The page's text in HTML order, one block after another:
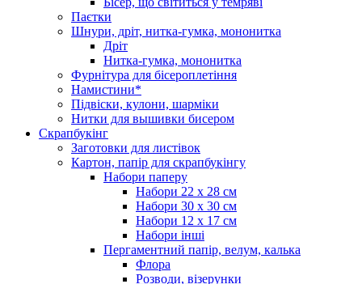
Паєтки
Шнури, дріт, нитка-гумка, мононитка
Дріт
Нитка-гумка, мононитка
Фурнітура для бісероплетіння
Намистини*
Підвіски, кулони, шарміки
Нитки для вышивки бисером
Скрапбукінг
Заготовки для листівок
Картон, папір для скрапбукінгу
Набори паперу
Набори 22 х 28 см
Набори 30 х 30 см
Набори 12 х 17 см
Набори інші
Пергаментний папір, велум, калька
Флора
Розводи, візерунки